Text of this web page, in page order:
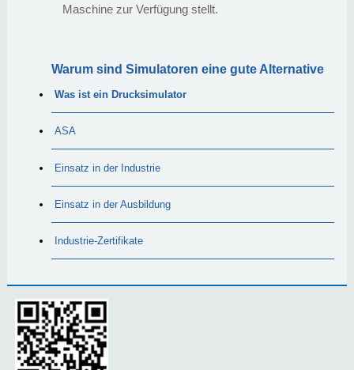
Maschine zur Verfügung stellt.
Warum sind Simulatoren eine gute Alternative
Was ist ein Drucksimulator
ASA
Einsatz in der Industrie
Einsatz in der Ausbildung
Industrie-Zertifikate